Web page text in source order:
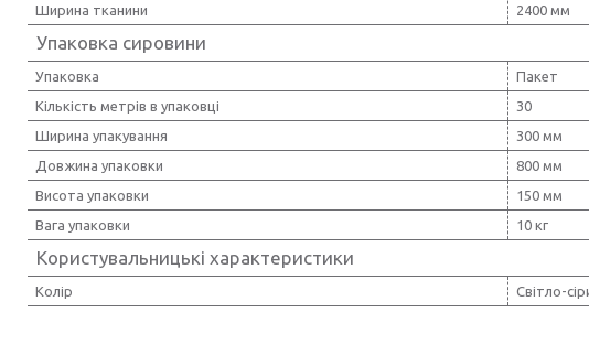
Ширина тканини
2400 мм
Упаковка сировини
Упаковка
Пакет
Кількість метрів в упаковці
30
Ширина упакування
300 мм
Довжина упаковки
800 мм
Висота упаковки
150 мм
Вага упаковки
10 кг
Користувальницькі характеристики
Колір Світло-